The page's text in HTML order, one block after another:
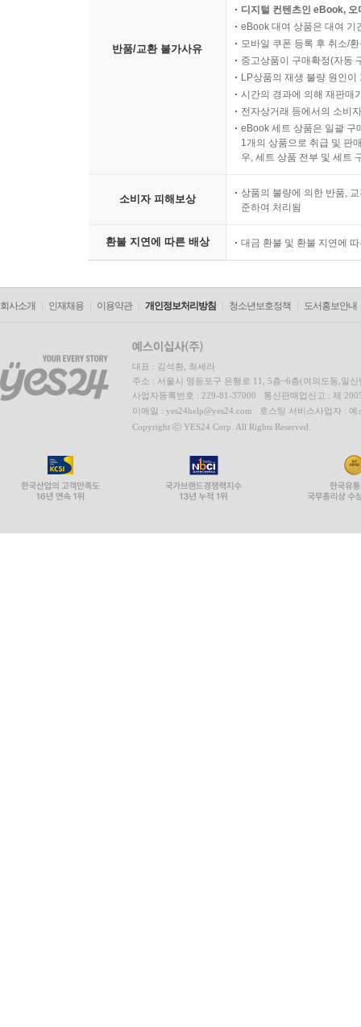
반품/교환 불가사유
디지털 컨텐츠인 eBook,
eBook 대여 상품은 대여 기
모바일 쿠폰 등록 후 취소/
중고상품이 구매확정(자동
LP상품의 재생 불량 원인
시간의 경과에 의해 재판매
전자상거래 등에서의 소비
eBook 세트 상품은 일괄 구
1개의 상품으로 취급 및 판
우, 세트 상품 전부 및 세트
소비자 피해보상
상품의 불량에 의한 반품,
준하여 처리됨
환불 지연에 따른 배상 대금 환불 및 환불 지연에
회사소개 인재채용 이용약관 개인정보처리방침 청소년보호정책 도서홍보안내
대표 : 김석환, 최세라
주소 : 서울시 영등포구 은행로 11, 5층~6층(여의도동,일신
사업자등록번호 : 229-81-37000 통신판매업신고 : 제
이메일 : yes24help@yes24.com 호스팅 서비스사업자 :
Copyright ⓒ YES24 Corp. All Rights Reserved.